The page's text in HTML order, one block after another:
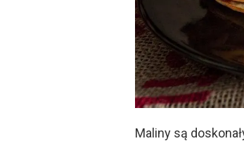
Maliny są